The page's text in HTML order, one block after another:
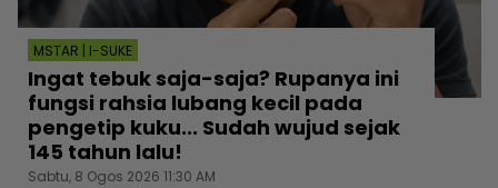
MSTAR | I-SUKE
Ingat tebuk saja-saja? Rupanya ini
fungsi rahsia lubang kecil pada
pengetip kuku... Sudah wujud sejak
145 tahun lalu!
Sabtu, 8 Ogos 2026 11:30 AM